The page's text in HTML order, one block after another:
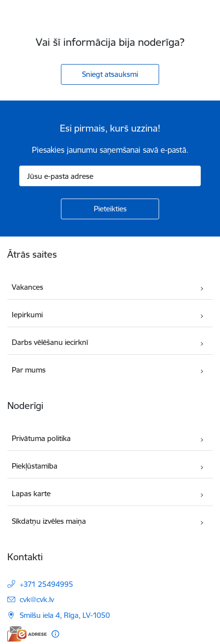
Vai šī informācija bija noderīga?
Sniegt atsauksmi
Esi pirmais, kurš uzzina!
Piesakies jaunumu saņemšanai savā e-pastā.
Ātrās saites
Vakances
Iepirkumi
Darbs vēlēšanu iecirknī
Par mums
Noderīgi
Privātuma politika
Piekļūstamība
Lapas karte
Sīkdatņu izvēles maiņa
Kontakti
+371 25494995
E-pasts:
cvk@cvk.lv
Smilšu iela 4, Rīga, LV-1050